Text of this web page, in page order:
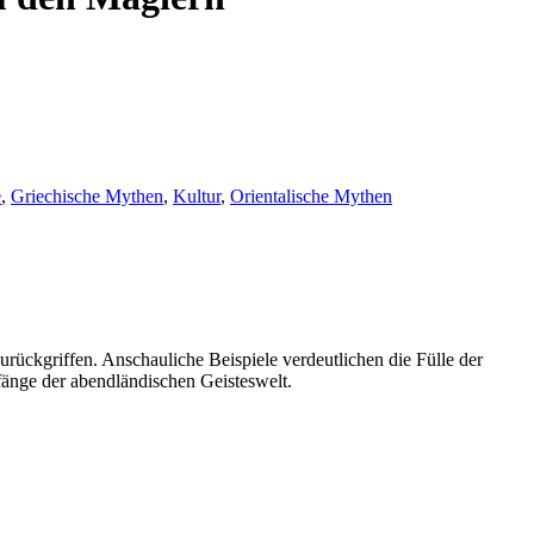
, Griechische Mythen, Kultur, Orientalische Mythen
Anschauliche Beispiele verdeutlichen die Fülle der
der abendländischen Geisteswelt.